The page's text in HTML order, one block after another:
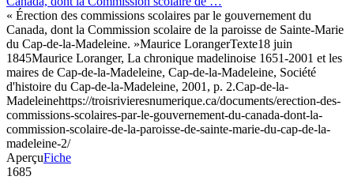
« Érection des commissions scolaires par le gouvernement du
Canada, dont la Commission scolaire de la paroisse de Sainte-Marie
du Cap-de-la-Madeleine. »Maurice LorangerTexte18 juin
1845Maurice Loranger, La chronique madelinoise 1651-2001 et les
maires de Cap-de-la-Madeleine, Cap-de-la-Madeleine, Société
d'histoire du Cap-de-la-Madeleine, 2001, p. 2.Cap-de-la-
Madeleinehttps://troisrivieresnumerique.ca/documents/erection-des-
commissions-scolaires-par-le-gouvernement-du-canada-dont-la-
commission-scolaire-de-la-paroisse-de-sainte-marie-du-cap-de-la-
madeleine-2/
AperçuFiche
1685